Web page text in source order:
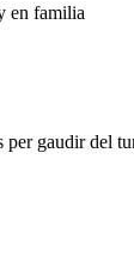
en familia
gaudir del